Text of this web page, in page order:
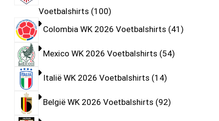
Voetbalshirts 100
Colombia WK 2026 Voetbalshirts 41
Mexico WK 2026 Voetbalshirts 54
Italië WK 2026 Voetbalshirts 14
België WK 2026 Voetbalshirts 92